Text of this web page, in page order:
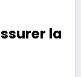
la